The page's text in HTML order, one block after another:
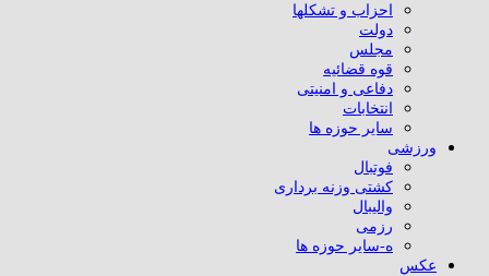
احزاب و تشکلها
دولت
مجلس
قوه قضائیه
دفاعی و امنیتی
انتخابات
سایر حوزه ها
ورزشی
فوتبال
کشتی وزنه برداری
والیبال
رزمی
ه-سایر حوزه ها
عکس